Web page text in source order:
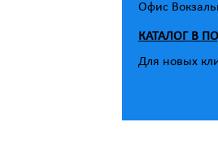
Офис
КАТАЛОГ В
Для новых